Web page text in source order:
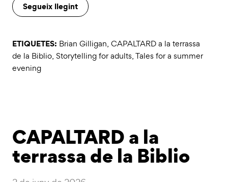
Segueix llegint
ETIQUETES: Brian Gilligan, CAPALTARD a la terrassa
de la Biblio, Storytelling for adults,Tales for a summer
evening
CAPALTARD a la
terrassa de la Biblio